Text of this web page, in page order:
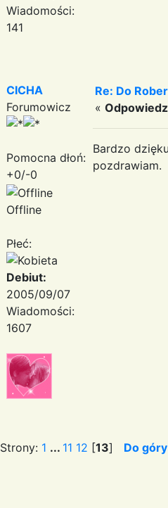
Wiadomości:
141
CICHA
Forumowicz
Pomocna dłoń:
+0/-0
Offline
Płeć:
Debiut:
2005/09/07
Wiadomości:
1607
Re: Do
«
Bardzo
pozdrawiam.
Strony: 1 ... 11 12 [13] Do góry